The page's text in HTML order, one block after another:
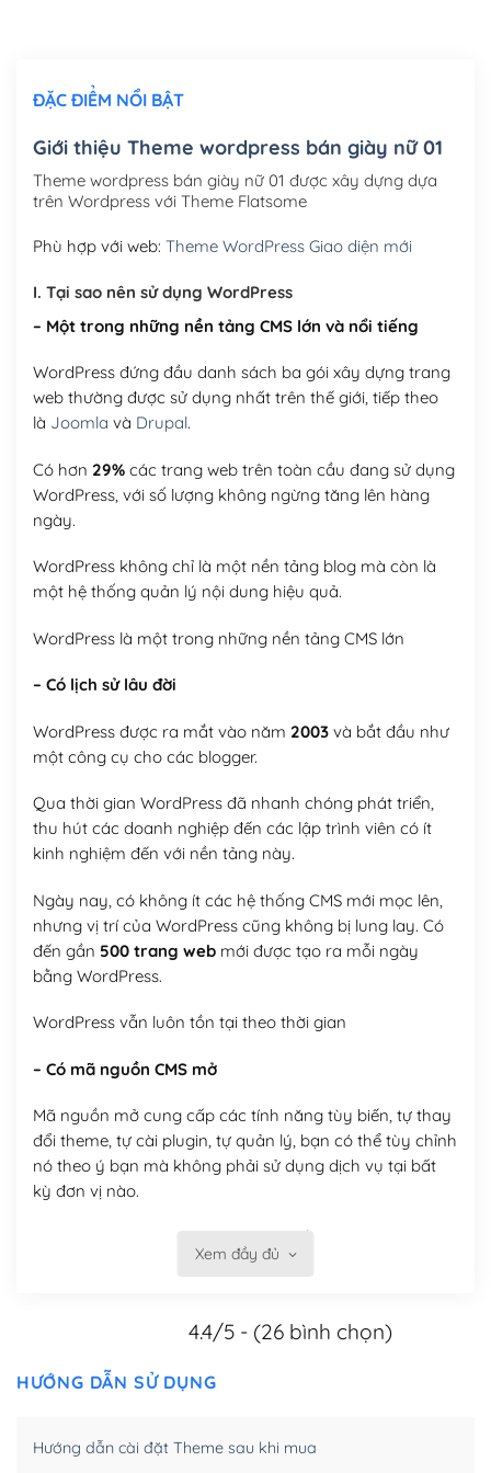
Mua thêm Host + Tên miền
Tên miền Việt Nam .vn (1 năm)(+550,000₫)
Hosting 5GB SSD (1 năm)
ĐẶC ĐIỂM NỔI BẬT
Giới thiệu Theme wordpress bán giày nữ 01
Theme wordpress bán giày nữ 01 được xây dựng dựa
trên Wordpress với Theme Flatsome
Phù hợp với web: Theme WordPress Giao diện mới
I. Tại sao nên sử dụng WordPress
– Một trong những nền tảng CMS lớn và nổi tiếng
WordPress đứng đầu danh sách ba gói xây dựng trang
web thường được sử dụng nhất trên thế giới, tiếp theo
là Joomla và Drupal.
Có hơn 29%các trang web trên toàn cầu đang sử dụng
WordPress, với số lượng không ngừng tăng lên hàng
ngày.
WordPress không chỉ là một nền tảng blog mà còn là
một hệ thống quản lý nội dung hiệu quả.
WordPress là một trong những nền tảng CMS lớn
– Có lịch sử lâu đời
WordPress được ra mắt vào năm 2003và bắt đầu như
một công cụ cho các blogger.
Qua thời gian WordPress đã nhanh chóng phát triển,
thu hút các doanh nghiệp đến các lập trình viên có ít
kinh nghiệm đến với nền tảng này.
Ngày nay, có không ít các hệ thống CMS mới mọc lên,
nhưng vị trí của WordPress cũng không bị lung lay. Có
đến gần 500 trang webmới được tạo ra mỗi ngày
bằng WordPress.
WordPress vẫn luôn tồn tại theo thời gian
– Có mã nguồn CMS mở
Mã nguồn mở cung cấp các tính năng tùy biến, tự thay
đổi theme, tự cài plugin, tự quản lý, bạn có thể tùy chỉnh
nó theo ý bạn mà không phải sử dụng dịch vụ tại bất
kỳ đơn vị nào.
Việc của bạn là đăng ký một tên miền và hosting để
hóa nội dung cho SEO.
Xem đầy đủ
4.4/5 - (26 bình chọn)
HƯỚNG DẪN SỬ DỤNG
Hướng dẫn cài đặt Theme sau khi mua